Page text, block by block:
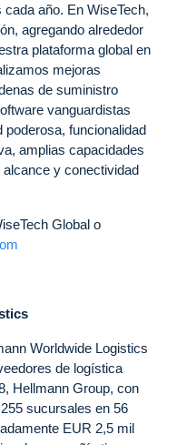
año. En WiseTech,
agregando alrededor
plataforma global en
mejoras
de suministro
vanguardistas
funcionalidad
amplias capacidades
y conectividad
Global o
Worldwide Logistics
de logística
Hellmann Group, con
sucursales en 56
EUR 2,5 mil